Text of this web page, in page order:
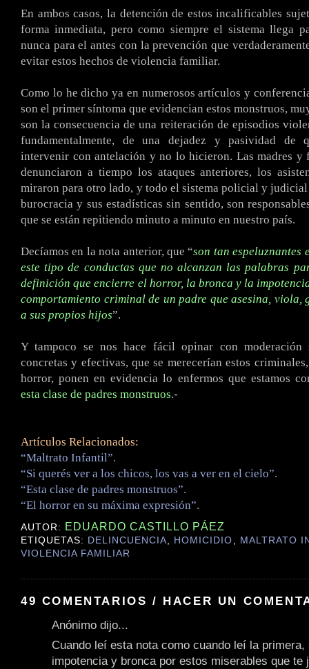
En ambos casos, la detención de estos incalificables
forma inmediata, pero como siempre el sistema llega
nunca para el antes con la prevención que
evitar estos hechos de violencia familiar.
Como lo he dicho ya en numerosos artículos y
son el primer síntoma que evidencian estos monstruos,
son la consecuencia de una reiteración de episodios
fundamentalmente, de una dejadez y pasividad de
intervenir con antelación y no lo hicieron. Las madres y
denunciaron a tiempo los ataques anteriores, los
miraron para otro lado, y todo el sistema policial y judicial
burocracia y sus estadísticas sin sentido, son
que se están repitiendo minuto a minuto en nuestro país.
Decíamos en la nota anterior, que “son tan espeluznantes
este tipo de conductas que no alcanzan las palabras
definición que encierre el horror, la bronca y la
comportamiento criminal de un padre que asesina, viola,
a sus propios hijos”.
Y tampoco se nos hace fácil opinar con moderación
concretas y efectivas, que se merecerían estos
horror, ponen en evidencia lo enfermos que estamos
esta clase de padres monstruos.-
Artículos Relacionados:
“Maltrato Infantil”.
“Si querés ver a los chicos, los vas a ver en el cielo”.
“Esta clase de padres monstruos”.
“El horror en su máxima expresión”.
AUTOR: EDUARDO CASTILLO PÁEZ
ETIQUETAS: DELINCUENCIA, HOMICIDIO , MALTRATO
VIOLENCIA FAMILIAR
49 COMENTARIOS / HACER UN
Anónimo dijo...
Cuando leí esta nota como cuando leí la
impotencia y bronca por estos miserables que te